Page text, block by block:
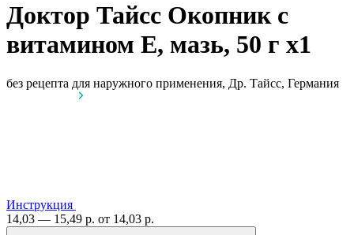
Доктор Тайсс Окопник с
витамином Е, мазь, 50 г x1
без рецепта для наружного применения, Др. Тайсс, Германия
Инструкция
14,03 — 15,49 р. от 14,03 р.